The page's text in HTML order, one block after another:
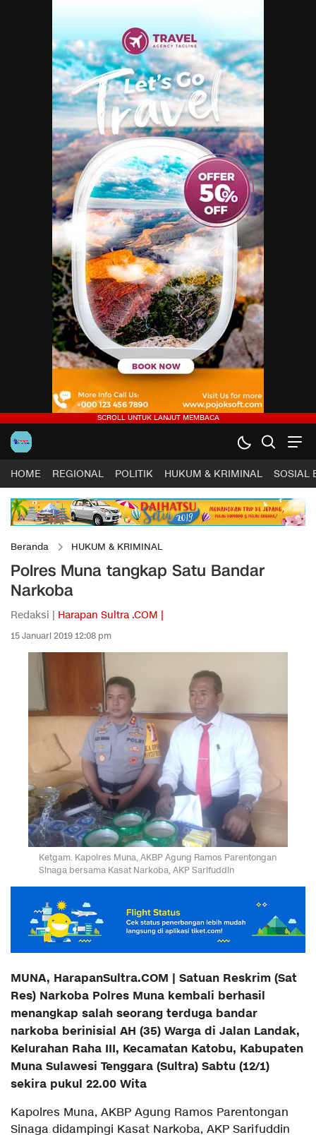
HOME REGIONAL POLITIK HUKUM & KRIMINAL SOSIAL
Beranda HUKUM & KRIMINAL
Polres Muna tangkap Satu Bandar
Narkoba
Redaksi | Harapan Sultra .COM |
15 Januari 2019 12:08 pm
Ketgam. Kapolres Muna, AKBP Agung Ramos Parentongan
Sinaga bersama Kasat Narkoba, AKP Sarifuddin
MUNA, HarapanSultra.COM | Satuan Reskrim (Sat
Res) Narkoba Polres Muna kembali berhasil
menangkap salah seorang terduga bandar
narkoba berinisial AH (35) Warga di Jalan Landak,
Kelurahan Raha III, Kecamatan Katobu, Kabupaten
Muna Sulawesi Tenggara (Sultra) Sabtu (12/1)
sekira pukul 22.00 Wita
Kapolres Muna, AKBP Agung Ramos Parentongan
Sinaga didampingi Kasat Narkoba, AKP Sarifuddin